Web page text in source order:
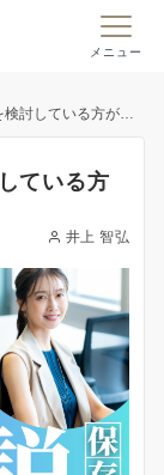
メニュー
がまずやるべきことは？
ている方
井上 智弘